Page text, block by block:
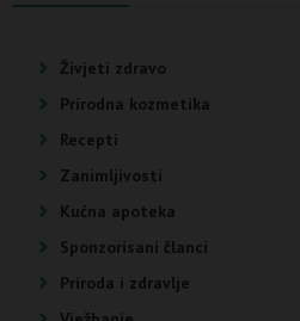
Živjeti zdravo
Prirodna kozmetika
Recepti
Zanimljivosti
Kućna apoteka
Sponzorisani članci
Priroda i zdravlje